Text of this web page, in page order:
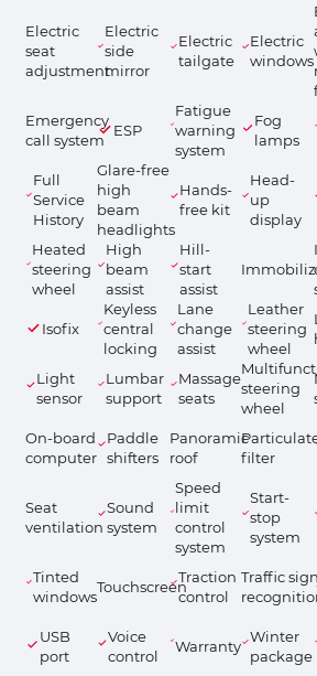
Electric
seat
adjustment
Electric
side
mirror
Electric
tailgate
Electric
windows
Emergency
call system
ESP
Fatigue
warning
system
Fog
lamps
Full
Service
History
Glare-free
high
beam
headlights
Hands-
free kit
Head-
up
display
Heated
steering
wheel
High
beam
assist
Hill-
start
assist
Isofix
Keyless
central
locking
Lane
change
assist
Leather
steering
wheel
Light
sensor
Lumbar
support
Massage
seats
steering
wheel
On-board
computer
Paddle
shifters
Panoramic
roof
filter
Seat
ventilation
Sound
system
Speed
limit
control
system
Start-
stop
system
Tinted
windows
Touchscreen
Traction
control
Traffic sign
USB
port
Voice
control
Warranty
Winter
package